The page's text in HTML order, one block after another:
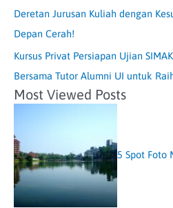
Deretan Jurusan Kuliah dengan
Depan Cerah!
Kursus Privat Persiapan Ujian
Bersama Tutor Alumni UI untuk
Most Viewed Posts
5 Spot Foto